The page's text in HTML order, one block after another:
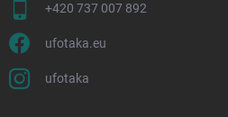
+420 737 007 892
ufotaka.eu
ufotaka